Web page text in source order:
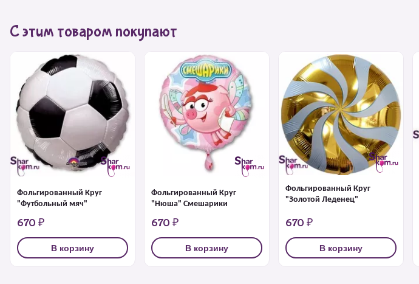
С этим товаром покупают
Фольгированный Круг
"Футбольный мяч"
670 ₽
В корзину
Фольгированный Круг
"Нюша" Смешарики
670 ₽
В корзину
Фольгированный Круг
"Золотой Леденец"
670 ₽
В корзину